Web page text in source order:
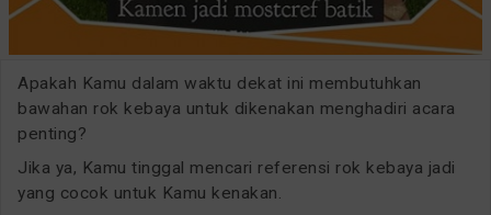
Apakah Kamu dalam waktu dekat ini membutuhkan
bawahan rok kebaya untuk dikenakan menghadiri acara
penting?
Jika ya, Kamu tinggal mencari referensi rok kebaya jadi
yang cocok untuk Kamu kenakan.